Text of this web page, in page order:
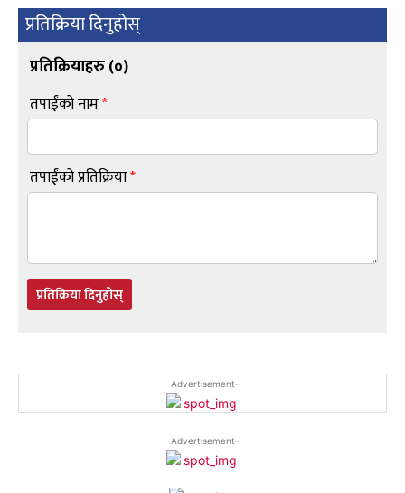
प्रतिक्रिया दिनुहोस्
प्रतिक्रियाहरु (०)
तपाईंको नाम*
तपाईंको प्रतिक्रिया*
प्रतिक्रिया दिनुहोस्
-Advertisement-
-Advertisement-